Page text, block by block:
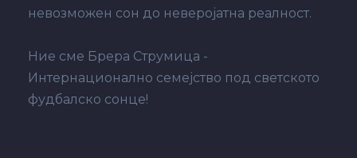
невозможен сон до неверојатна реалност.
Ние сме Брера Струмица -
Интернационално семејство под светското
фудбалско сонце!